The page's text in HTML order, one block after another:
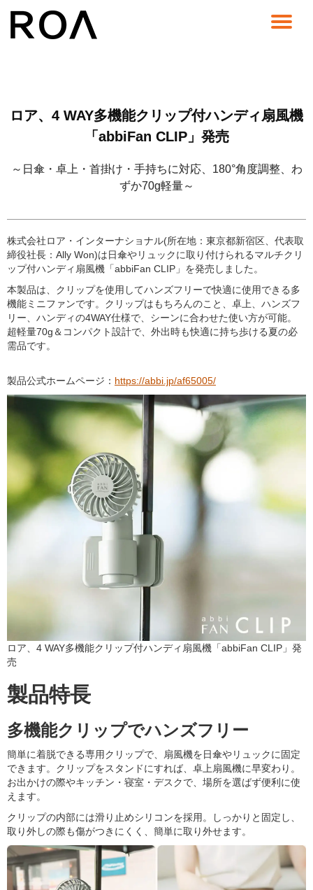
ロア、4 WAY多機能クリップ付ハンディ扇風機
「abbiFan CLIP」発売
～日傘・卓上・首掛け・手持ちに対応、180°角度調整、わ
ずか70g軽量～
株式会社ロア・インターナショナル(所在地：東京都新宿区、代表取
締役社長：Ally Won)は日傘やリュックに取り付けられるマルチクリ
ップ付ハンディ扇風機「abbiFan CLIP」を発売しました。
本製品は、クリップを使用してハンズフリーで快適に使用できる多
機能ミニファンです。クリップはもちろんのこと、卓上、ハンズフ
リー、ハンディの4WAY仕様で、シーンに合わせた使い方が可能。
超軽量70g＆コンパクト設計で、外出時も快適に持ち歩ける夏の必
需品です。
製品公式ホームページ： https://abbi.jp/af65005/
ロア、4 WAY多機能クリップ付ハンディ扇風機「abbiFan CLIP」発
売
製品特長
多機能クリップでハンズフリー
簡単に着脱できる専用クリップで、扇風機を日傘やリュックに固定
できます。クリップをスタンドにすれば、卓上扇風機に早変わり。
お出かけの際やキッチン・寝室・デスクで、場所を選ばず便利に使
えます。
クリップの内部には滑り止めシリコンを採用。しっかりと固定し、
取り外しの際も傷がつきにくく、簡単に取り外せます。